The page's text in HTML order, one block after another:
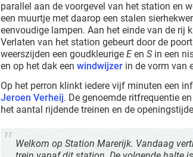
parallel aan de voorgevel van het station en
een muurtje met daarop een stalen
eenvoudige lampen. Aan het einde van de rij
Verlaten van het station gebeurt door de
weerszijden een goudkleurige Een Sin een
en op het dak een windwijzer in de vorm van
Op het perron klinkt iedere vijf minuten een
Jeroen Verheij. De genoemde ritfrequentie
het aantal rijdende treinen en de
Welkom op Station Marerijk. Vandaag